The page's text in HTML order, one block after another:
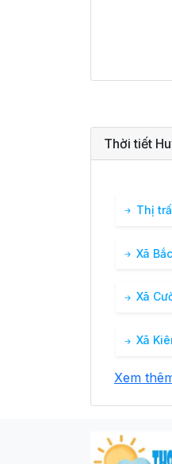
Thời tiết
Thị
Xã
Xã
Xã
Xem